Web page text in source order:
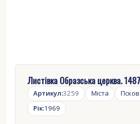
Листівка Образська церква.
Артикул:3259 Міста Псков
Рік:1969